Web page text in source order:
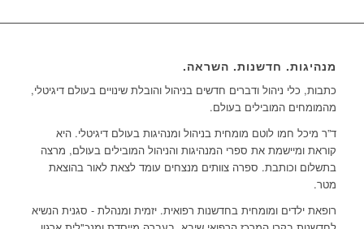
מנהיגות. חדשנות. השראה.
כתבות, כלי ניהול ודברים חדשים בניהול והובלת שינויים בעולם דיגיטלי,
מהמומחים המובילים בעולם.
ד”ר מיכל חמו לוטם מומחית בניהול ומנהיגות בעולם דיגיטלי. היא
קוראת ומיישמת את ספרי המנהיגות והניהול המובילים בעולם, מרצה
בתשלום וכותבת. ספרה צוותים מנצחים עומד לצאת לאור בהוצאת
מטר.
רופאת ילדים ומומחית בחדשנות רפואית. יזמית ומנהלת - סגנית הנשיא